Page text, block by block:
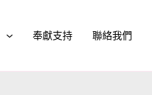
奉獻支持 聯絡我們